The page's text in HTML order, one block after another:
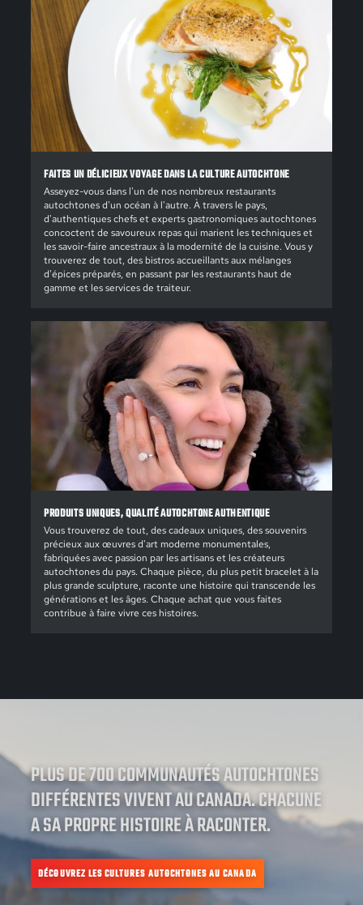
FAITES UN DÉLICIEUX VOYAGE DANS LA CULTURE AUTOCHTONE
Asseyez-vous dans l'un de nos nombreux restaurants
autochtones d'un océan à l'autre. À travers le pays,
d'authentiques chefs et experts gastronomiques autochtones
concoctent de savoureux repas qui marient les techniques et
les savoir-faire ancestraux à la modernité de la cuisine. Vous y
trouverez de tout, des bistros accueillants aux mélanges
d'épices préparés, en passant par les restaurants haut de
gamme et les services de traiteur.
PRODUITS UNIQUES, QUALITÉ AUTOCHTONE AUTHENTIQUE
Vous trouverez de tout, des cadeaux uniques, des souvenirs
précieux aux œuvres d'art moderne monumentales,
fabriquées avec passion par les artisans et les créateurs
autochtones du pays. Chaque pièce, du plus petit bracelet à la
plus grande sculpture, raconte une histoire qui transcende les
générations et les âges. Chaque achat que vous faites
contribue à faire vivre ces histoires.
PLUS DE 700 COMMUNAUTÉS AUTOCHTONES
DIFFÉRENTES VIVENT AU CANADA. CHACUNE
A SA PROPRE HISTOIRE À RACONTER.
DÉCOUVREZ LES CULTURES AUTOCHTONES AU CANADA